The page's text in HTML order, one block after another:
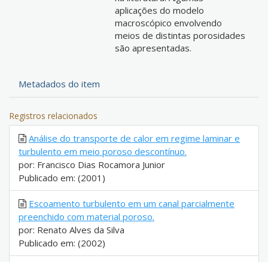
aplicações do modelo
macroscópico envolvendo
meios de distintas porosidades
são apresentadas.
Metadados do item
Registros relacionados
Análise do transporte de calor em regime laminar e
turbulento em meio poroso descontínuo.
por: Francisco Dias Rocamora Junior
Publicado em: (2001)
Escoamento turbulento em um canal parcialmente
preenchido com material poroso.
por: Renato Alves da Silva
Publicado em: (2002)